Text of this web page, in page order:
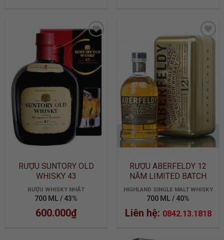
ADD TO
WISHLIST
RƯỢU SUNTORY OLD
WHISKY 43
RƯỢU WHISKY NHẬT
700 ML / 43%
600.000₫
ADD TO
WISHLIST
RƯỢU ABERFELDY 12
NĂM LIMITED BATCH
2905
HIGHLAND SINGLE MALT WHISKY
700 ML / 40%
Liên hệ: 0842.13.1818